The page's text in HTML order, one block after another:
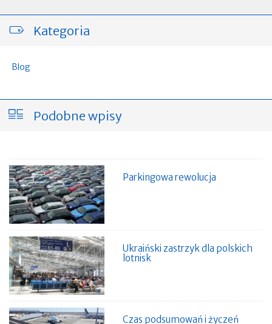
Kategoria
Blog
Podobne wpisy
Parkingowa rewolucja
Ukraiński zastrzyk dla polskich
lotnisk
Czas podsumowań i życzeń